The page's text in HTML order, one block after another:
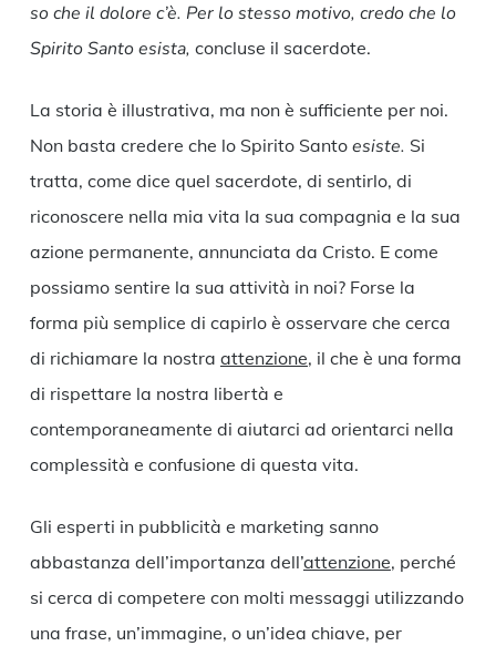
so che il dolore c’è. Per lo stesso motivo, credo che lo
Spirito Santo esista, concluse il sacerdote.
La storia è illustrativa, ma non è sufficiente per noi.
Non basta credere che lo Spirito Santo esiste. Si
tratta, come dice quel sacerdote, di sentirlo, di
riconoscere nella mia vita la sua compagnia e la sua
azione permanente, annunciata da Cristo. E come
possiamo sentire la sua attività in noi? Forse la
forma più semplice di capirlo è osservare che cerca
di richiamare la nostra attenzione, il che è una forma
di rispettare la nostra libertà e
contemporaneamente di aiutarci ad orientarci nella
complessità e confusione di questa vita.
Gli esperti in pubblicità e marketing sanno
abbastanza dell’importanza dell’attenzione, perché
si cerca di competere con molti messaggi utilizzando
una frase, un’immagine, o un’idea chiave, per